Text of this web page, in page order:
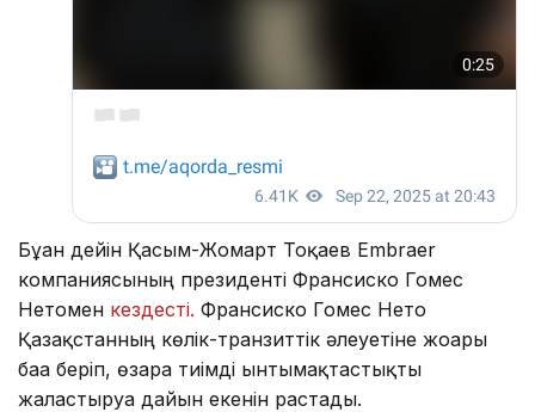
Бұған дейін Қасым-Жомарт Тоқаев Embraer
компаниясының президенті Франсиско Гомес
Нетомен кездесті. Франсиско Гомес Нето
Қазақстанның көлік-транзиттік әлеуетіне жоғары
баға беріп, өзара тиімді ынтымақтастықты
жалғастыруға дайын екенін растады.